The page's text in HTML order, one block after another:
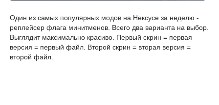
Один из самых популярных модов на Нексусе за неделю -
реплейсер флага минитменов. Всего два варианта на выбор.
Выглядит максимально красиво. Первый скрин = первая
версия = первый файл. Второй скрин = вторая версия =
второй файл.